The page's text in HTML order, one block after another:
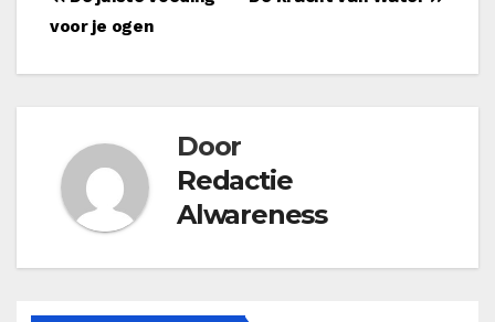
navigatie
voor je ogen
Door
Redactie
Alwareness